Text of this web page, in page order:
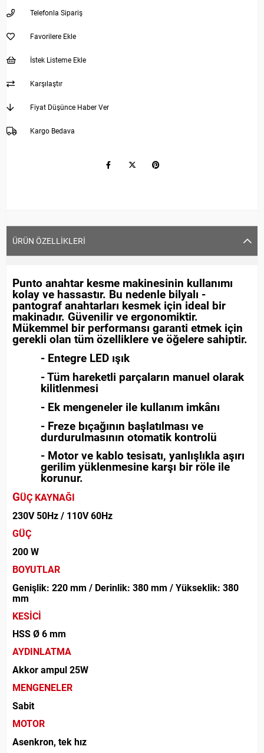
Telefonla Sipariş
Favorilere Ekle
İstek Listeme Ekle
Karşılaştır
Fiyat Düşünce Haber Ver
Kargo Bedava
ÜRÜN ÖZELLIKLERI
Punto anahtar kesme makinesinin kullanımı
kolay ve hassastır. Bu nedenle bilyalı -
pantograf anahtarları kesmek için ideal bir
makinadır. Güvenilir ve ergonomiktir.
Mükemmel bir performansı garanti etmek için
gerekli olan tüm özelliklere ve öğelere sahiptir.
- Entegre LED ışık
- Tüm hareketli parçaların manuel olarak
kilitlenmesi
- Ek mengeneler ile kullanım imkânı
- Freze bıçağının başlatılması ve
durdurulmasının otomatik kontrolü
- Motor ve kablo tesisatı, yanlışlıkla aşırı
gerilim yüklenmesine karşı bir röle ile
korunur.
GÜÇ KAYNAĞI
230V 50Hz / 110V 60Hz
GÜÇ
200 W
BOYUTLAR
Genişlik: 220 mm / Derinlik: 380 mm / Yükseklik: 380
mm
KESİCİ
HSS Ø 6 mm
AYDINLATMA
Akkor ampul 25W
MENGENELER
Sabit
MOTOR
Asenkron, tek hız